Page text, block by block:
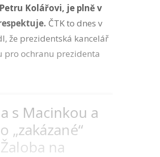
Kolářovi, je plně v
ČTK to dnes v
že prezidentská kancelář
ochranu prezidenta
s Macinkou a
„zakázané“
na